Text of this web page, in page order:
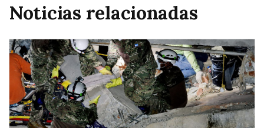
Noticias relacionadas